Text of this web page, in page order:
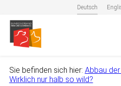
Deutsch
Sie befinden sich hier: Abbau
Wirklich nur halb so wild?